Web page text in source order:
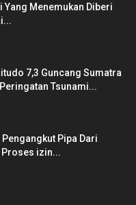
Yang Menemukan Diberi
7,3 Guncang Sumatra
Tsunami...
Pipa Dari
izin...